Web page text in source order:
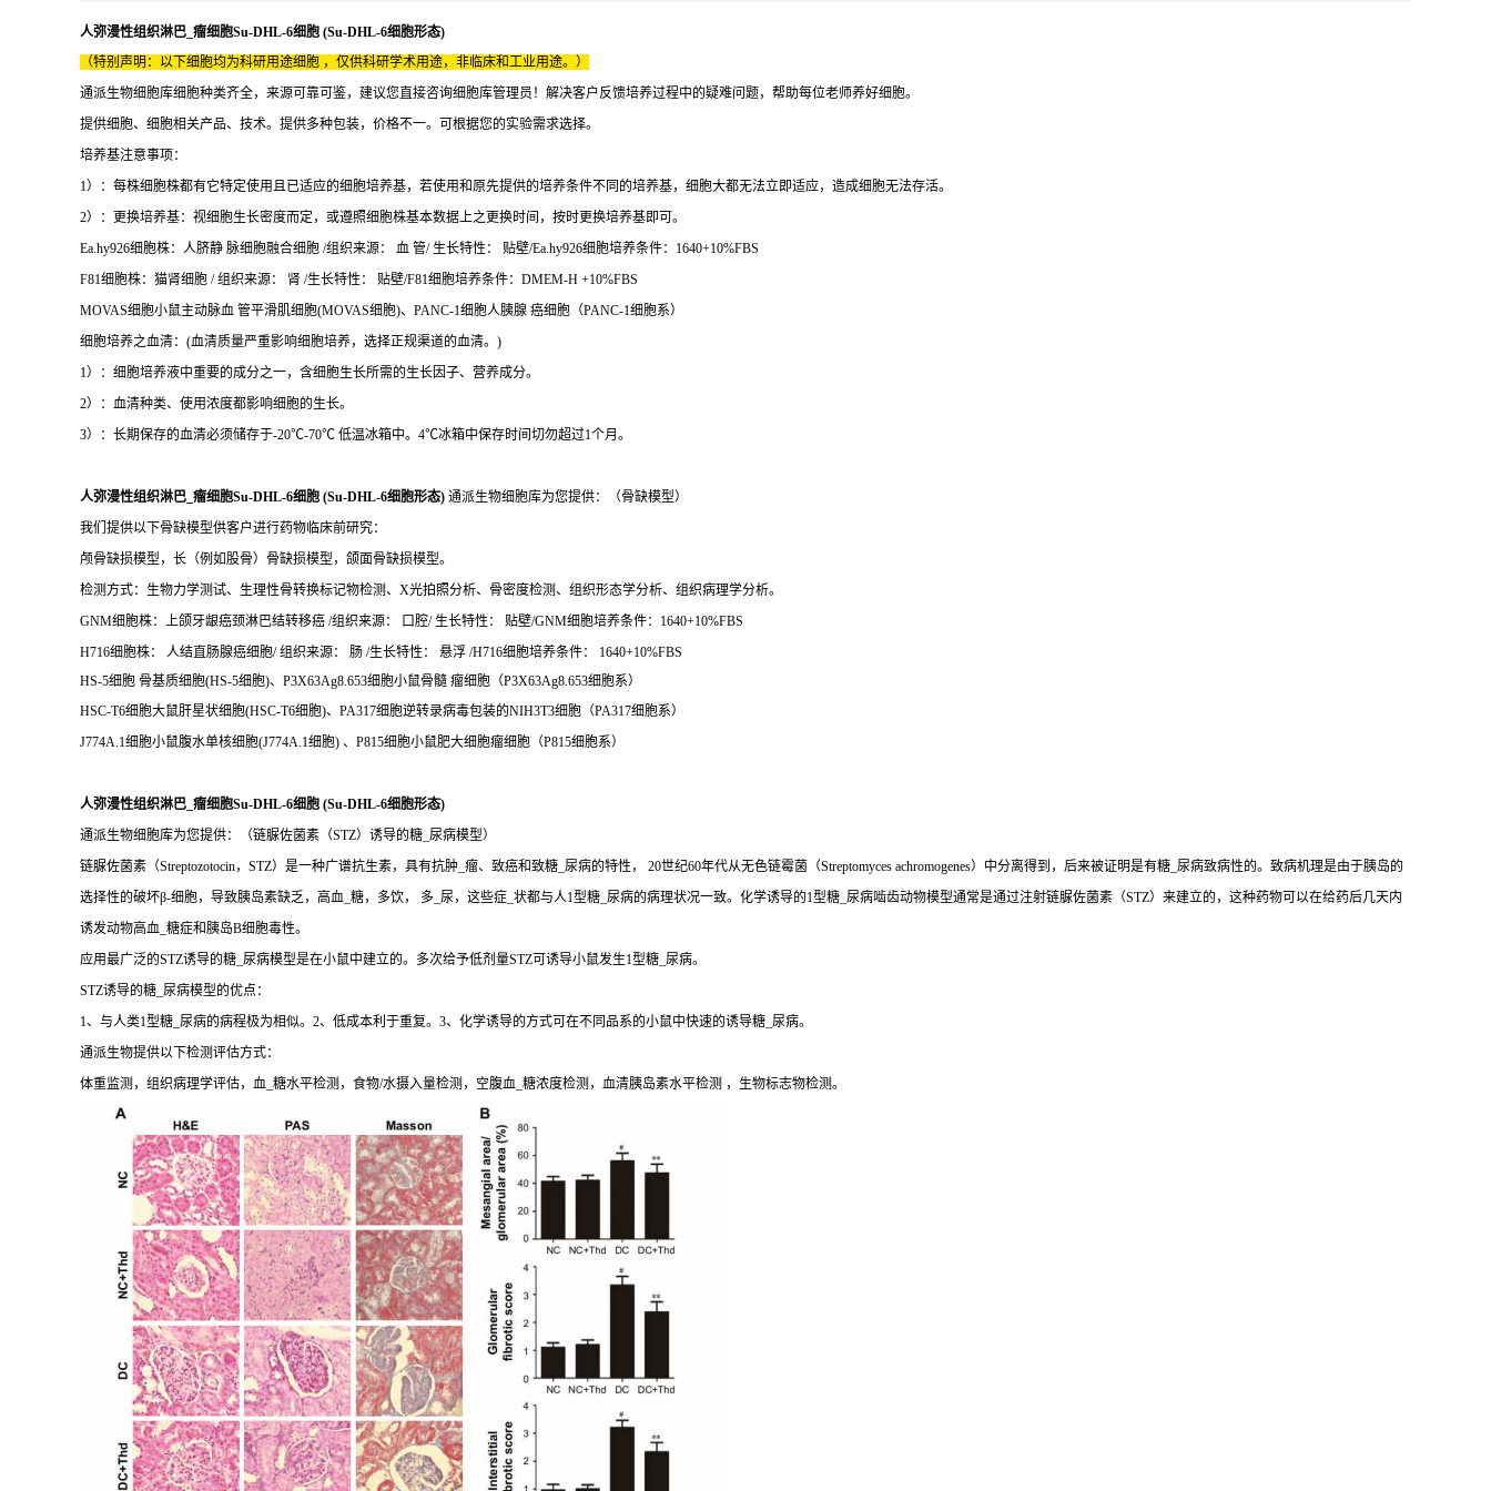
人弥漫性组织淋巴_瘤细胞Su-DHL-6细胞 (Su-DHL-6细胞形态)
（特别声明：以下细胞均为科研用途细胞 ，仅供科研学术用途，非临床和工业用途。）
通派生物细胞库细胞种类齐全，来源可靠可鉴，建议您直接咨询细胞库管理员！解决客户反馈培养过程中的疑难问题，帮助每位老师养好细胞。
提供细胞、细胞相关产品、技术。提供多种包装，价格不一。可根据您的实验需求选择。
培养基注意事项：
1）：每株细胞株都有它特定使用且已适应的细胞培养基，若使用和原先提供的培养条件不同的培养基，细胞大都无法立即适应，造成细胞无法存活。
2）：更换培养基：视细胞生长密度而定，或遵照细胞株基本数据上之更换时间，按时更换培养基即可。
Ea.hy926细胞株：人脐静 脉细胞融合细胞 /组织来源： 血 管/ 生长特性： 贴壁/Ea.hy926细胞培养条件：1640+10%FBS
F81细胞株：猫肾细胞 / 组织来源： 肾 /生长特性： 贴壁/F81细胞培养条件：DMEM-H +10%FBS
MOVAS细胞小鼠主动脉血 管平滑肌细胞(MOVAS细胞)、PANC-1细胞人胰腺 癌细胞（PANC-1细胞系）
细胞培养之血清：(血清质量严重影响细胞培养，选择正规渠道的血清。)
1）：细胞培养液中重要的成分之一，含细胞生长所需的生长因子、营养成分。
2）：血清种类、使用浓度都影响细胞的生长。
3）：长期保存的血清必须储存于-20℃-70℃ 低温冰箱中。4℃冰箱中保存时间切勿超过1个月。
人弥漫性组织淋巴_瘤细胞Su-DHL-6细胞 (Su-DHL-6细胞形态) 通派生物细胞库为您提供：（骨缺模型）
我们提供以下骨缺模型供客户进行药物临床前研究：
颅骨缺损模型，长（例如股骨）骨缺损模型，颌面骨缺损模型。
检测方式：生物力学测试、生理性骨转换标记物检测、X光拍照分析、骨密度检测、组织形态学分析、组织病理学分析。
GNM细胞株：上颌牙龈癌颈淋巴结转移癌 /组织来源： 口腔/ 生长特性： 贴壁/GNM细胞培养条件：1640+10%FBS
H716细胞株： 人结直肠腺癌细胞/ 组织来源： 肠 /生长特性： 悬浮 /H716细胞培养条件： 1640+10%FBS
HS-5细胞 骨基质细胞(HS-5细胞)、P3X63Ag8.653细胞小鼠骨髓 瘤细胞（P3X63Ag8.653细胞系）
HSC-T6细胞大鼠肝星状细胞(HSC-T6细胞)、PA317细胞逆转录病毒包装的NIH3T3细胞（PA317细胞系）
J774A.1细胞小鼠腹水单核细胞(J774A.1细胞) 、P815细胞小鼠肥大细胞瘤细胞（P815细胞系）
人弥漫性组织淋巴_瘤细胞Su-DHL-6细胞 (Su-DHL-6细胞形态)
通派生物细胞库为您提供：（链脲佐菌素（STZ）诱导的糖_尿病模型）
链脲佐菌素（Streptozotocin，STZ）是一种广谱抗生素，具有抗肿_瘤、致癌和致糖_尿病的特性， 20世纪60年代从无色链霉菌（Streptomyces achromogenes）中分离得到，后来被证明是有糖_尿病致病性的。致病机理是由于胰岛的
选择性的破坏β-细胞，导致胰岛素缺乏，高血_糖，多饮， 多_尿，这些症_状都与人1型糖_尿病的病理状况一致。化学诱导的1型糖_尿病啮齿动物模型通常是通过注射链脲佐菌素（STZ）来建立的，这种药物可以在给药后几天内
诱发动物高血_糖症和胰岛B细胞毒性。
应用最广泛的STZ诱导的糖_尿病模型是在小鼠中建立的。多次给予低剂量STZ可诱导小鼠发生1型糖_尿病。
STZ诱导的糖_尿病模型的优点：
1、与人类1型糖_尿病的病程极为相似。2、低成本利于重复。3、化学诱导的方式可在不同品系的小鼠中快速的诱导糖_尿病。
通派生物提供以下检测评估方式：
体重监测，组织病理学评估，血_糖水平检测，食物/水摄入量检测，空腹血_糖浓度检测，血清胰岛素水平检测 ，生物标志物检测。